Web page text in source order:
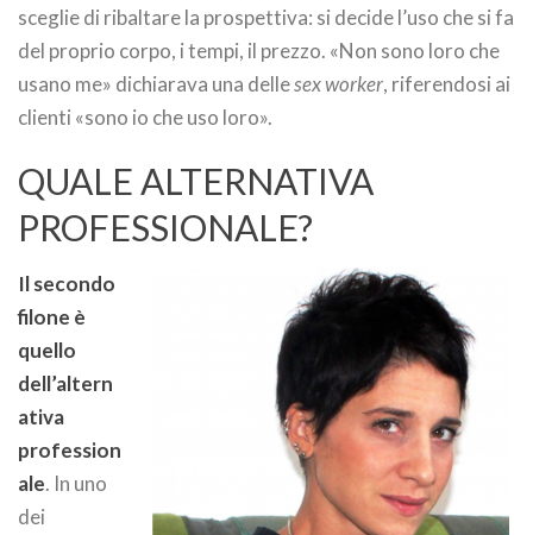
sceglie di ribaltare la prospettiva: si decide l’uso che si fa
del proprio corpo, i tempi, il prezzo. «Non sono loro che
usano me» dichiarava una dellesex worker, riferendosi ai
clienti «sono io che uso loro».
QUALE ALTERNATIVA
PROFESSIONALE?
Il secondo
filone è
quello
dell’altern
ativa
profession
ale. In uno
dei